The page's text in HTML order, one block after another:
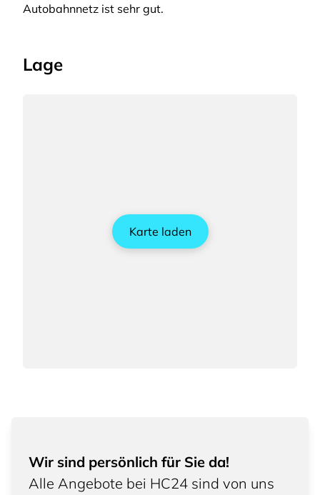
Autobahnnetz ist sehr gut.
Lage
Karte laden
Wir sind persönlich für Sie da!
Alle Angebote bei HC24 sind von uns